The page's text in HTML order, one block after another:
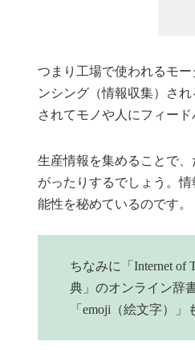
つまり工場で使われるモ
ンシング（情報収集）さ
されてモノや人にフィード
生産情報を集めることで
がったりするでしょう。
能性を秘めているのです。
ちなみに「Internet of
典」のオンライン辞
「emoji（絵文字）